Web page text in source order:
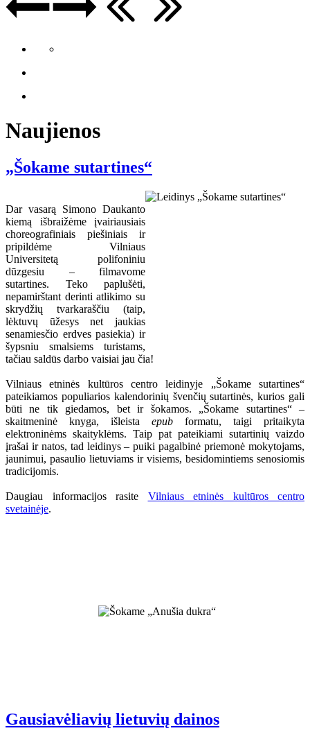
Naujienos
„Šokame sutartines“
Dar vasarą Simono Daukanto
kiemą išbraižėme įvairiausiais
choreografiniais piešiniais ir
pripildėme Vilniaus
Universitetą polifoniniu
dūzgesiu – filmavome
sutartines. Teko paplušėti,
nepamirštant derinti atlikimo su
skrydžių tvarkaraščiu (taip,
lėktuvų ūžesys net jaukias
senamiesčio erdves pasiekia) ir
šypsniu smalsiems turistams,
tačiau saldūs darbo vaisiai jau čia!
Vilniaus etninės kultūros centro leidinyje „Šokame sutartines“
pateikiamos populiarios kalendorinių švenčių sutartinės, kurios gali
būti ne tik giedamos, bet ir šokamos. „Šokame sutartines“ –
skaitmeninė knyga, išleista epub formatu, taigi pritaikyta
elektroninėms skaityklėms. Taip pat pateikiami sutartinių vaizdo
įrašai ir natos, tad leidinys – puiki pagalbinė priemonė mokytojams,
jaunimui, pasaulio lietuviams ir visiems, besidomintiems senosiomis
tradicijomis.
Daugiau informacijos rasite Vilniaus etninės kultūros centro
svetainėje.
Gausiavėliavių lietuvių dainos